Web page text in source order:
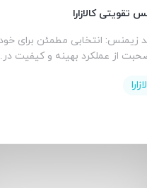
تقویتی کالازارا
زیمنس: انتخابی مطمئن برای
صحبت از عملکرد بهینه و کیفیت